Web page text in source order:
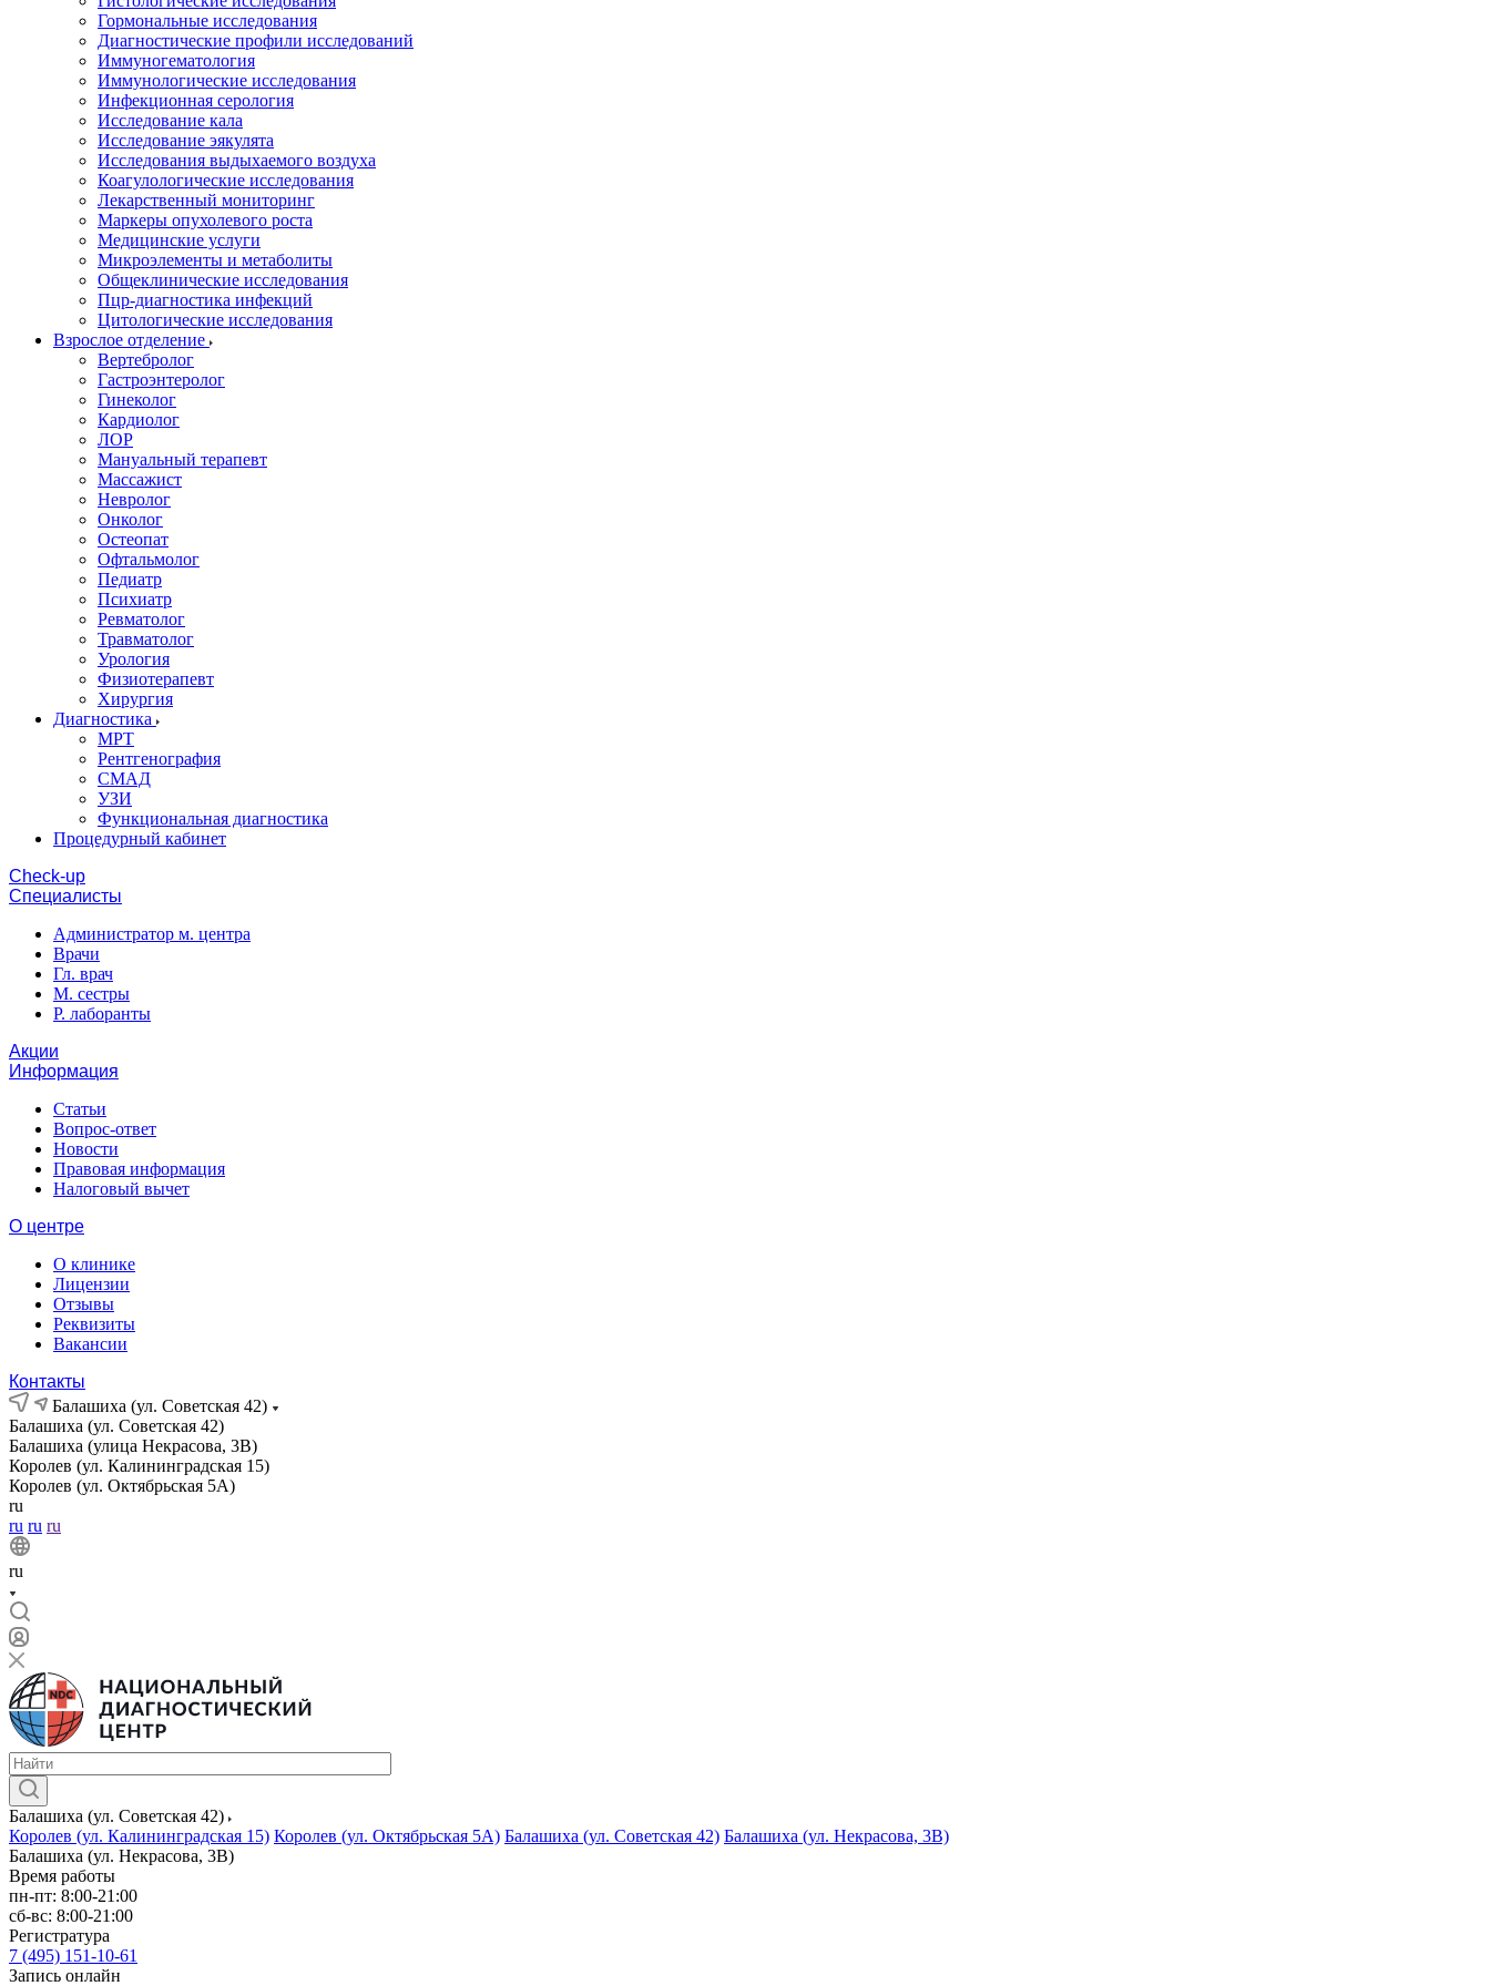
Гормональные исследования
Диагностические профили исследований
Иммуногематология
Иммунологические исследования
Инфекционная серология
Исследование кала
Исследование эякулята
Исследования выдыхаемого воздуха
Коагулологические исследования
Лекарственный мониторинг
Маркеры опухолевого роста
Медицинские услуги
Микроэлементы и метаболиты
Общеклинические исследования
Пцр-диагностика инфекций
Цитологические исследования
Взрослое отделение
Вертебролог
Гастроэнтеролог
Гинеколог
Кардиолог
ЛОР
Мануальный терапевт
Массажист
Невролог
Онколог
Остеопат
Офтальмолог
Педиатр
Психиатр
Ревматолог
Травматолог
Урология
Физиотерапевт
Хирургия
Диагностика
МРТ
Рентгенография
СМАД
УЗИ
Функциональная диагностика
Процедурный кабинет
Cheсk-up
Специалисты
Администратор м. центра
Врачи
Гл. врач
М. сестры
Р. лаборанты
Акции
Информация
Статьи
Вопрос-ответ
Новости
Правовая информация
Налоговый вычет
О центре
О клинике
Лицензии
Отзывы
Реквизиты
Вакансии
Контакты
Балашиха (ул. Советская 42)
Балашиха (ул. Советская 42)
Балашиха (улица Некрасова, 3В)
Королев (ул. Калининградская 15)
Королев (ул. Октябрьская 5А)
ru
ru ru ru
ru
Балашиха (ул. Советская 42)
Королев (ул. Калининградская 15) Королев (ул. Октябрьская 5А) Балашиха (ул. Советская 42) Балашиха (ул. Некрасова, 3В)
Балашиха (ул. Некрасова, 3В)
Время работы
пн-пт: 8:00-21:00
сб-вс: 8:00-21:00
Регистратура
7 (495) 151-10-61
Запись онлайн